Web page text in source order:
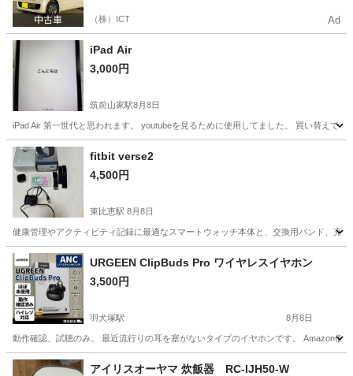
（株）ICT Ad
iPad Air
3,000円
筑前山家駅8月8日
iPad Air 第一世代と思われます。 youtubeを見るために使用してました。 買い替えで
福岡 筑紫野市 fitbit verse2
4,500円
東比恵駅 8月8日
健康管理やアクティビティ記録に最適なスマートウォッチ本体と、交換用バンド、充
福岡 福岡市
URGEEN ClipBuds Pro ワイヤレスイヤホン
3,500円
羽犬塚駅 8月8日
動作確認、試聴のみ。 最近流行りの耳を塞がないタイプのイヤホンです。 Amazon価
福岡 筑後市 羽犬塚駅 オーディオ
アイリスオーヤマ 炊飯器 RC-IJH50-W